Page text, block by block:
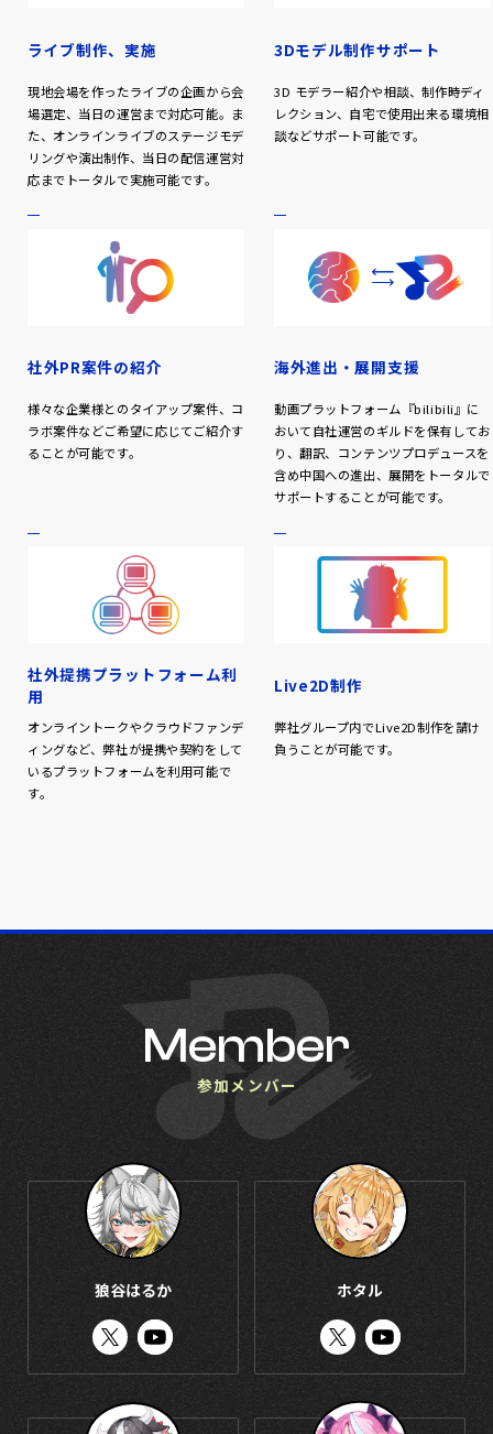
ライブ制作、実施
現地会場を作ったライブの企画から会
場選定、当日の運営まで対応可能。ま
た、オンラインライブのステージモデ
リングや演出制作、当日の配信運営対
応までトータルで実施可能です。
3Dモデル制作サポート
3D モデラー紹介や相談、制作時ディ
レクション、自宅で使用出来る環境相
談などサポート可能です。
社外PR案件の紹介
様々な企業様とのタイアップ案件、コ
ラボ案件などご希望に応じてご紹介す
ることが可能です。
海外進出・展開支援
動画プラットフォーム『bilibili』に
おいて自社運営のギルドを保有してお
り、翻訳、コンテンツプロデュースを
含め中国への進出、展開をトータルで
サポートすることが可能です。
社外提携プラットフォーム利
用
オンライントークやクラウドファンデ
ィングなど、弊社が提携や契約をして
いるプラットフォームを利用可能で
す。
Live2D制作
弊社グループ内でLive2D制作を請け
負うことが可能です。
Member
参加メンバー
狼谷はるか ホタル